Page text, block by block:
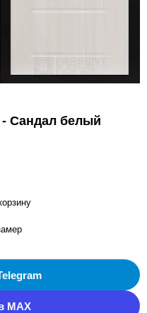
Сандал белый
MAX